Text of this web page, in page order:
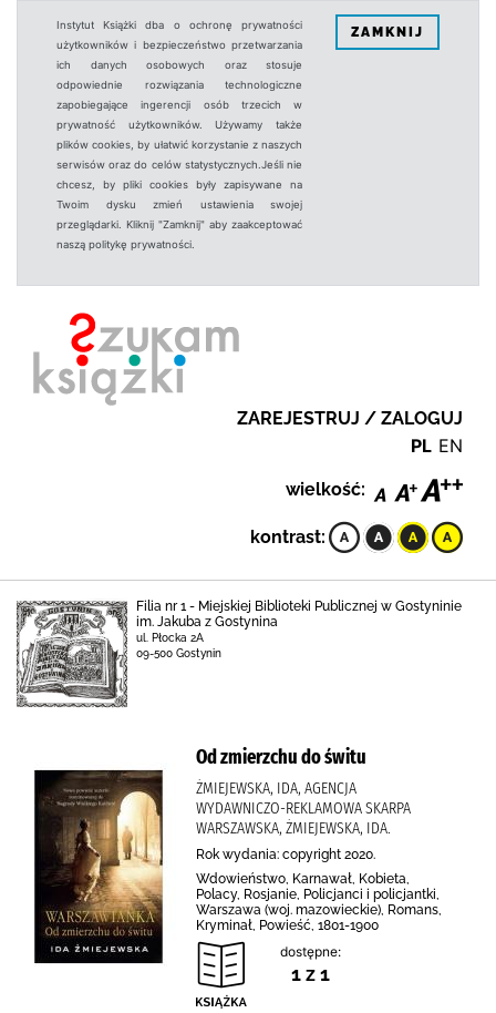
Instytut Książki dba o ochronę prywatności
użytkowników i bezpieczeństwo przetwarzania
ich danych osobowych oraz stosuje
odpowiednie rozwiązania technologiczne
zapobiegające ingerencji osób trzecich w
prywatność użytkowników. Używamy także
plików cookies, by ułatwić korzystanie z naszych
serwisów oraz do celów statystycznych.Jeśli nie
chcesz, by pliki cookies były zapisywane na
Twoim dysku zmień ustawienia swojej
przeglądarki. Kliknij "Zamknij" aby zaakceptować
naszą politykę prywatności.
ZAMKNIJ
ZAREJESTRUJ / ZALOGUJ
PL EN
wielkość:
kontrast:
Filia nr 1 - Miejskiej Biblioteki Publicznej w Gostyninie
im. Jakuba z Gostynina
ul. Płocka 2A
09-500 Gostynin
Od zmierzchu do świtu
ŻMIEJEWSKA, IDA, AGENCJA
WYDAWNICZO-REKLAMOWA SKARPA
WARSZAWSKA, ŻMIEJEWSKA, IDA.
Rok wydania: copyright 2020.
Wdowieństwo, Karnawał, Kobieta,
Polacy, Rosjanie, Policjanci i policjantki,
Warszawa (woj. mazowieckie), Romans,
Kryminał, Powieść, 1801-1900
dostępne:
1 z 1